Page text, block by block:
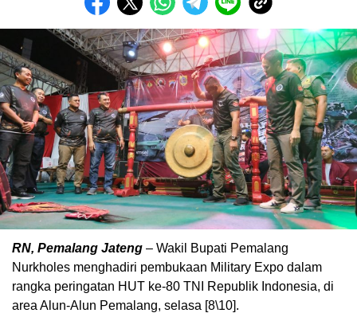
RN, Pemalang Jateng – Wakil Bupati Pemalang
Nurkholes menghadiri pembukaan Military Expo dalam
rangka peringatan HUT ke-80 TNI Republik Indonesia, di
area Alun-Alun Pemalang, selasa [8\10].